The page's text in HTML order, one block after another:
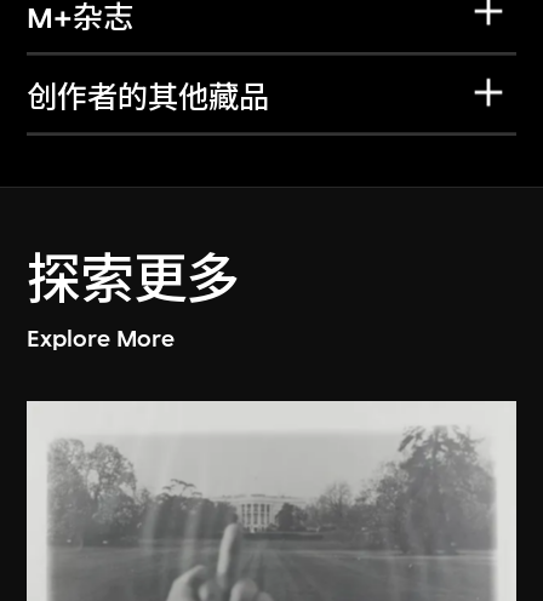
M+杂志
创作者的其他藏品
探索更多
Explore More